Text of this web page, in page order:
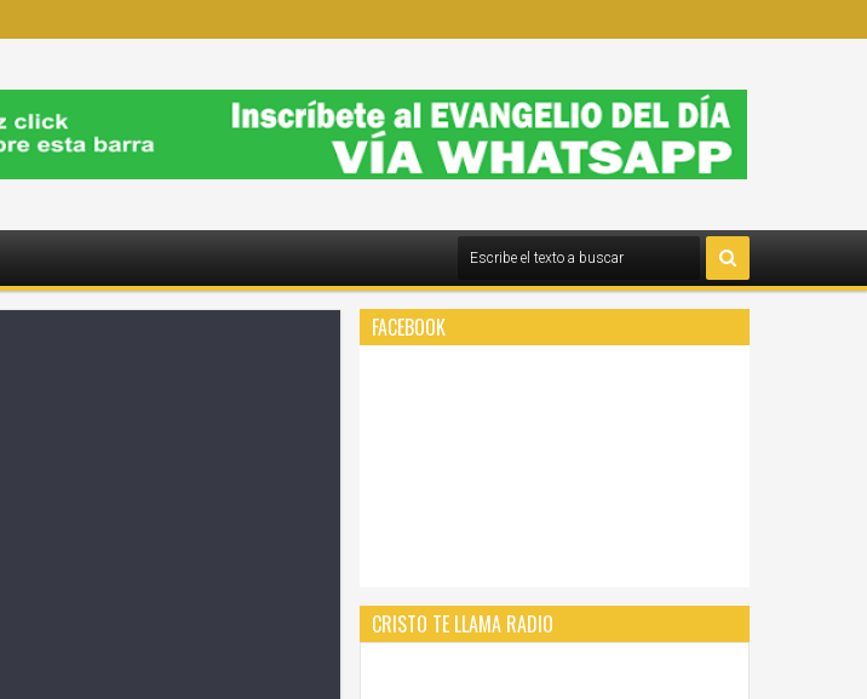
FACEBOOK
CRISTO TE LLAMA RADIO